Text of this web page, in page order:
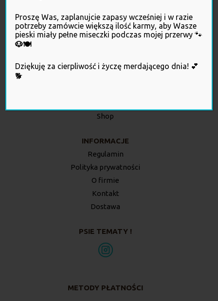
OBSŁUGA KLIENTA
Shop
INFORMACJE
Regulamin
Polityka prywatności
O firmie
Kontakt
Dostawa
PSIE TEMATY !
METODY PŁATNOŚCI
Proszę Was, zaplanujcie zapasy wcześniej i w razie
potrzeby zamówcie większą ilość karmy, aby Wasze
pieski miały pełne miseczki podczas mojej przerwy 🐾
🐶🍽️
Dziękuję za cierpliwość i życzę merdającego dnia! 💕
🐕